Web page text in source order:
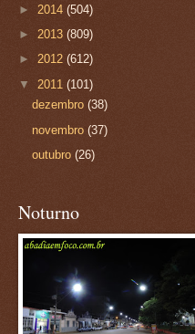
► 2014 (504)
► 2013 (809)
► 2012 (612)
▼ 2011 (101)
dezembro(38)
novembro(37)
outubro(26)
Noturno